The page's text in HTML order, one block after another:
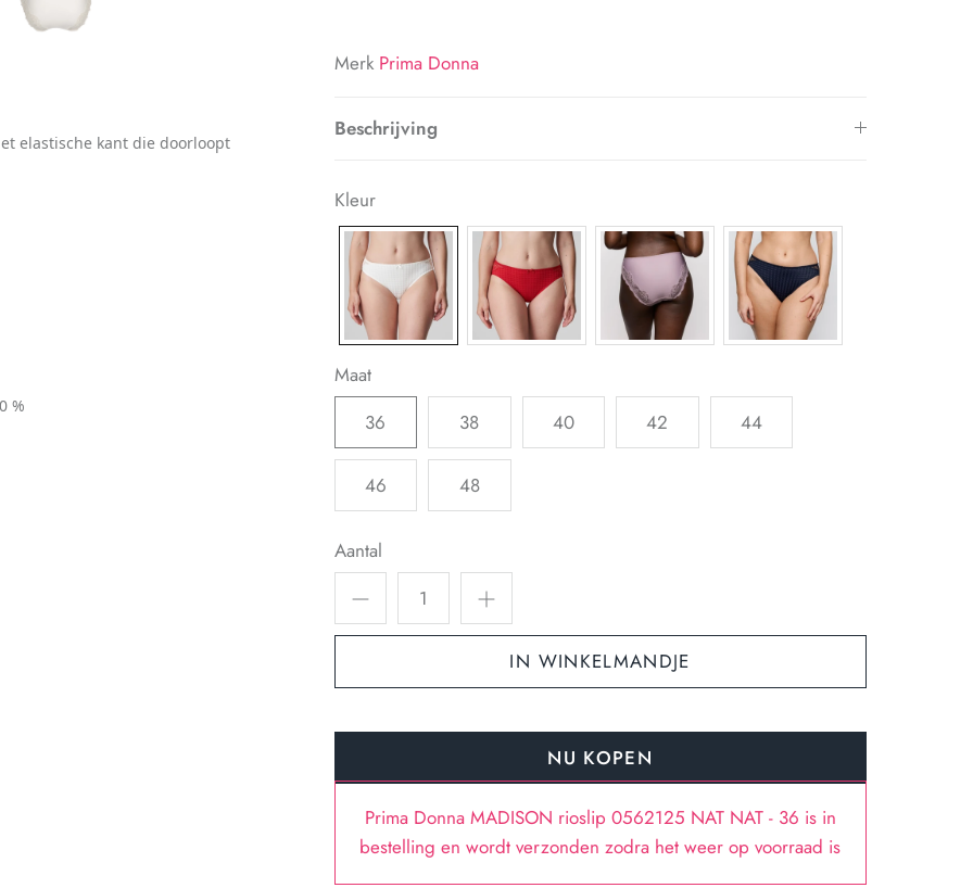
elastische kant die doorloopt
%
Merk Prima Donna
Beschrijving
Kleur
Maat
36
38 40 42 44
46 48
Aantal
IN WINKELMANDJE
NU KOPEN
Prima Donna MADISON rioslip 0562125 NAT NAT - 36 is in
bestelling en wordt verzonden zodra het weer op voorraad is